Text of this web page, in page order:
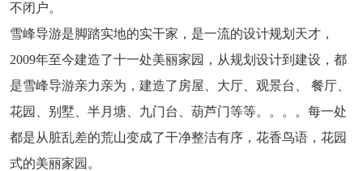
不闭户。
雪峰导游是脚踏实地的实干家，是一流的设计规划天才，
2009年至今建造了十一处美丽家园，从规划设计到建设，都
是雪峰导游亲力亲为，建造了房屋、大厅、观景台、 餐厅、
花园、别墅、半月塘、九门台、葫芦门等等。。。。每一处
都是从脏乱差的荒山变成了干净整洁有序，花香鸟语，花园
式的美丽家园。